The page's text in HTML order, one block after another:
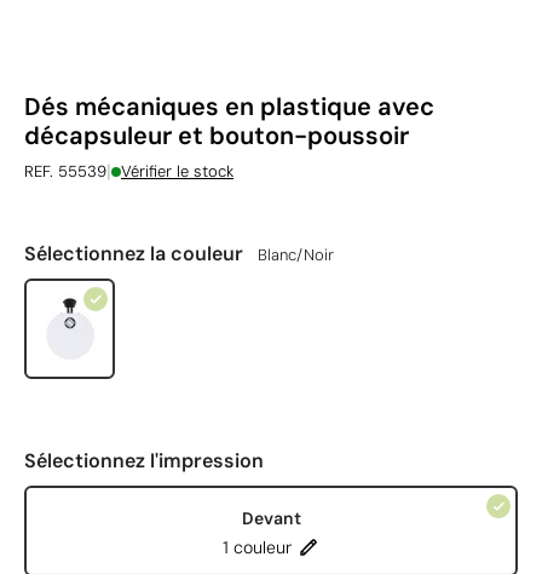
Dés mécaniques en plastique avec
décapsuleur et bouton-poussoir
REF. 55539| Vérifier le stock
Sélectionnez la couleur Blanc/Noir
Sélectionnez l'impression
Devant
1 couleur